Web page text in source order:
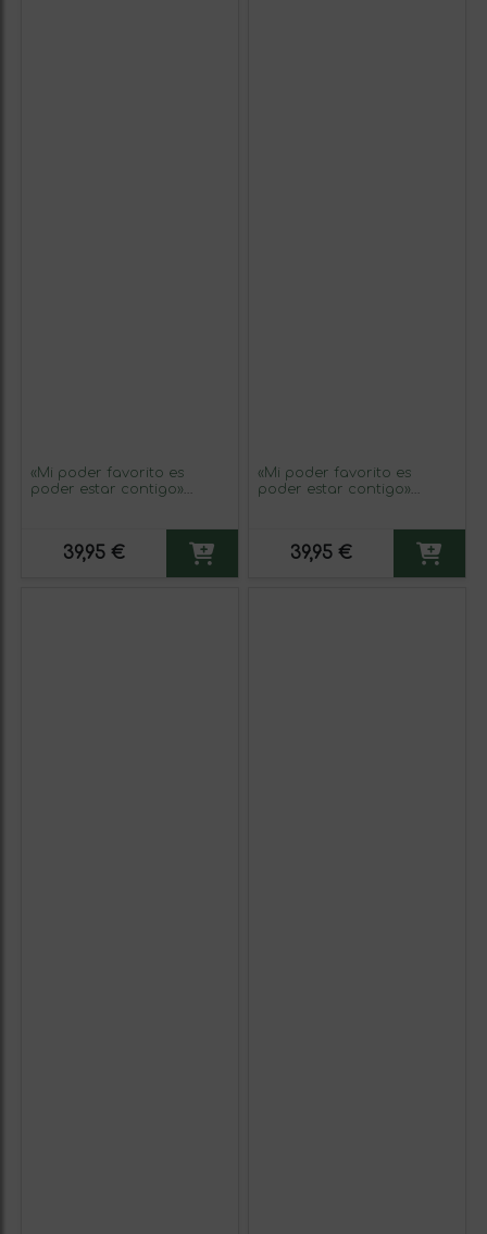
«Mi poder favorito es
poder estar contigo»
39,95 €
«Mi poder favorito es
poder estar contigo»
Blanca39,95 €